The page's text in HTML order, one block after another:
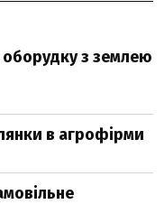
з землею
в агрофірми